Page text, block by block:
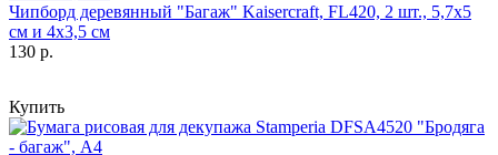
Чипборд деревянный "Багаж" Kaisercraft, FL420, 2 шт., 5,7х5
см и 4х3,5 см
130 р.
Купить